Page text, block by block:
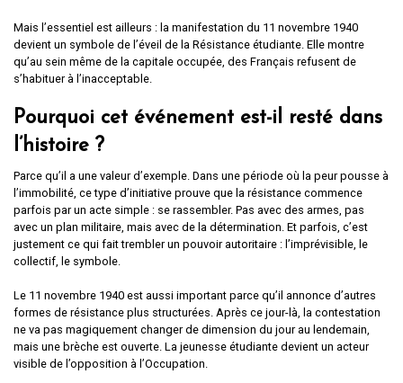
Mais l’essentiel est ailleurs : la manifestation du 11 novembre 1940
devient un symbole de l’éveil de la Résistance étudiante. Elle montre
qu’au sein même de la capitale occupée, des Français refusent de
s’habituer à l’inacceptable.
Pourquoi cet événement est-il resté dans
l’histoire ?
Parce qu’il a une valeur d’exemple. Dans une période où la peur pousse à
l’immobilité, ce type d’initiative prouve que la résistance commence
parfois par un acte simple : se rassembler. Pas avec des armes, pas
avec un plan militaire, mais avec de la détermination. Et parfois, c’est
justement ce qui fait trembler un pouvoir autoritaire : l’imprévisible, le
collectif, le symbole.
Le 11 novembre 1940 est aussi important parce qu’il annonce d’autres
formes de résistance plus structurées. Après ce jour-là, la contestation
ne va pas magiquement changer de dimension du jour au lendemain,
mais une brèche est ouverte. La jeunesse étudiante devient un acteur
visible de l’opposition à l’Occupation.